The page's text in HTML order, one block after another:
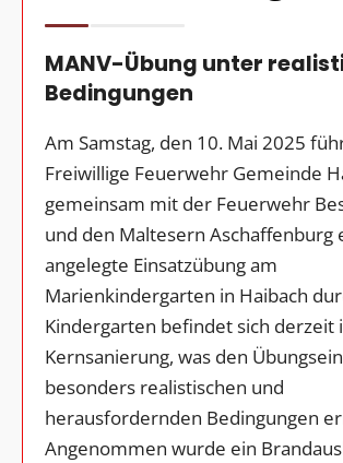
MANV-Übung unter
Bedingungen
Am Samstag, den 10. Mai 2025
Freiwillige Feuerwehr Gemeinde
gemeinsam mit der Feuerwehr
und den Maltesern Aschaffenburg
angelegte Einsatzübung am
Marienkindergarten in Haibach
Kindergarten befindet sich derzeit
Kernsanierung, was den
besonders realistischen und
herausfordernden Bedingungen
Angenommen wurde ein